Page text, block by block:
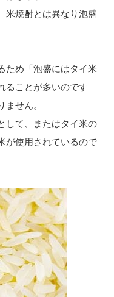
米焼酎とは異なり泡盛
ため「泡盛にはタイ米
ることが多いのです
せん。
して、またはタイ米の
が使用されているので